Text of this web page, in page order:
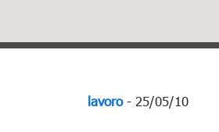
lavoro- 25/05/10